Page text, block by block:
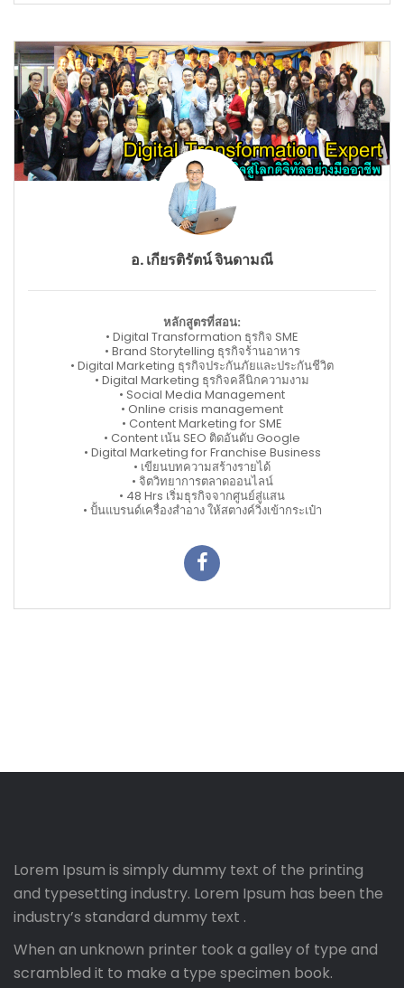
อ. เกียรติรัตน์ จินดามณี
หลักสูตรที่สอน:
• Digital Transformation ธุรกิจ SME
• Brand Storytelling ธุรกิจร้านอาหาร
• Digital Marketing ธุรกิจประกันภัยและประกันชีวิต
• Digital Marketing ธุรกิจคลีนิกความงาม
• Social Media Management
• Online crisis management
• Content Marketing for SME
• Content เน้น SEO ติดอันดับ Google
• Digital Marketing for Franchise Business
• เขียนบทความสร้างรายได้
• จิตวิทยาการตลาดออนไลน์
• 48 Hrs เริ่มธุรกิจจากศูนย์สู่แสน
• ปั้นแบรนด์เครื่องสำอาง ให้สตางค์วิ่งเข้ากระเป๋า
Lorem Ipsum is simply dummy text of the printing
and typesetting industry. Lorem Ipsum has been the
industry’s standard dummy text .
When an unknown printer took a galley of type and
scrambled it to make a type specimen book.